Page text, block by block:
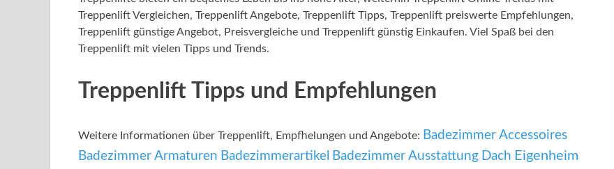
Treppenlift Vergleichen, Treppenlift Angebote, Treppenlift Tipps, Treppenlift preiswerte Empfehlungen,
Treppenlift günstige Angebot, Preisvergleiche und Treppenlift günstig Einkaufen. Viel Spaß bei den
Treppenlift mit vielen Tipps und Trends.
Treppenlift Tipps und Empfehlungen
Weitere Informationen über Treppenlift, Empfhelungen und Angebote: Badezimmer Accessoires
Badezimmer Armaturen Badezimmerartikel Badezimmer Ausstattung Dach Eigenheim